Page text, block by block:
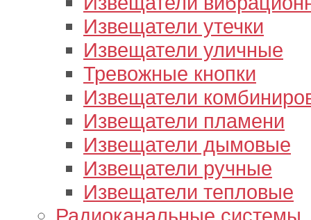
Извещатели утечки
Извещатели уличные
Тревожные кнопки
Извещатели
Извещатели пламени
Извещатели дымовые
Извещатели ручные
Извещатели тепловые